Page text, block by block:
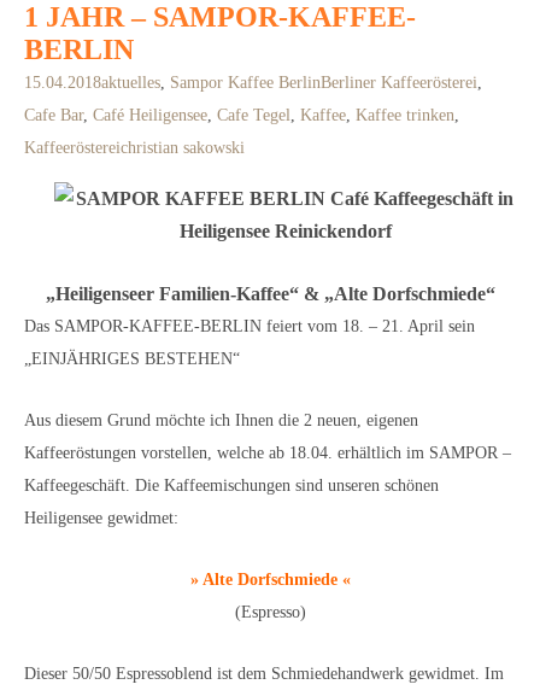
1 JAHR – SAMPOR-KAFFEE-
BERLIN
15.04.2018aktuelles, Sampor Kaffee BerlinBerliner Kaffeerösterei,
Cafe Bar, Café Heiligensee, Cafe Tegel, Kaffee, Kaffee trinken,
Kaffeeröstereichristian sakowski
„Heiligenseer Familien-Kaffee“ & „Alte Dorfschmiede“
Das SAMPOR-KAFFEE-BERLIN feiert vom 18. – 21. April sein
„EINJÄHRIGES BESTEHEN“
Aus diesem Grund möchte ich Ihnen die 2 neuen, eigenen
Kaffeeröstungen vorstellen, welche ab 18.04. erhältlich im SAMPOR –
Kaffeegeschäft. Die Kaffeemischungen sind unseren schönen
Heiligensee gewidmet:
» Alte Dorfschmiede «
(Espresso)
Dieser 50/50 Espressoblend ist dem Schmiedehandwerk gewidmet. Im